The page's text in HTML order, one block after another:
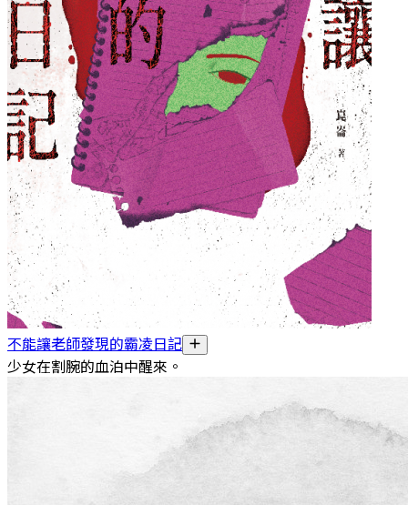
不能讓老師發現的霸凌日記
少女在割腕的血泊中醒來。